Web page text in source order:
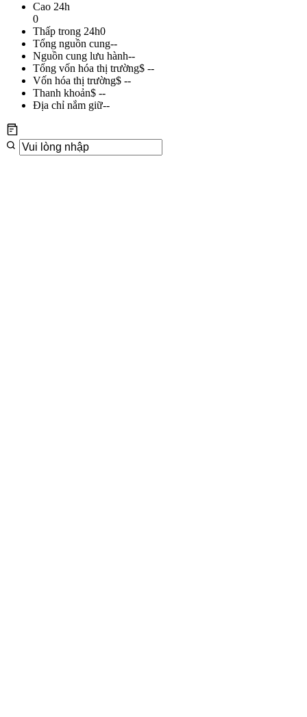
Cao 24h
0
Thấp trong 24h0
Tổng nguồn cung--
Nguồn cung lưu hành--
Tổng vốn hóa thị trường$ --
Vốn hóa thị trường$ --
Thanh khoản$ --
Địa chỉ nắm giữ--